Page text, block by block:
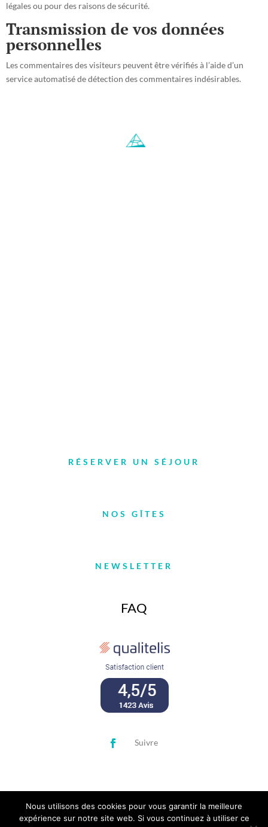
légales ou pour des raisons de sécurité.
Transmission de vos données
personnelles
Les commentaires des visiteurs peuvent être vérifiés à l’aide d’un
service automatisé de détection des commentaires indésirables.
RÉSERVER UN SÉJOUR
NOS GÎTES
NEWSLETTER
FAQ
Suivre
Nous utilisons des cookies pour vous garantir la meilleure
expérience sur notre site web. Si vous continuez à utiliser ce